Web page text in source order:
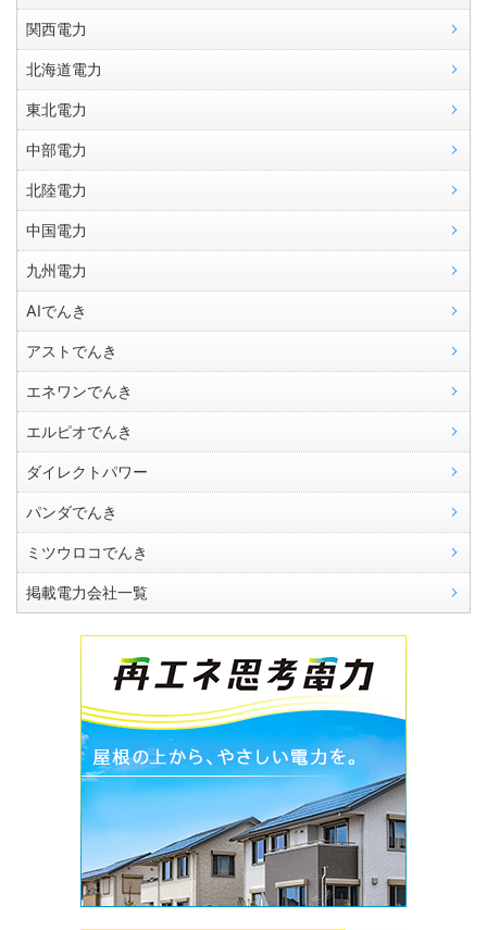
関西電力
北海道電力
東北電力
中部電力
北陸電力
中国電力
九州電力
AIでんき
アストでんき
エネワンでんき
エルピオでんき
ダイレクトパワー
パンダでんき
ミツウロコでんき
掲載電力会社一覧